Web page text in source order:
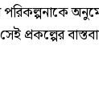
প্রকল্পের